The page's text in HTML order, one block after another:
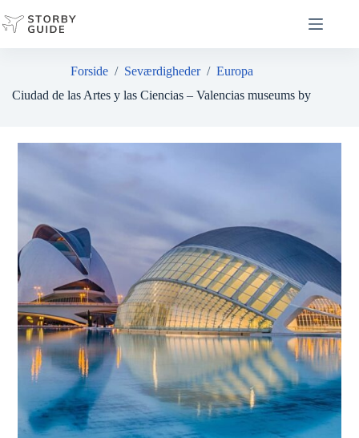
til
indhold
Forside/ Seværdigheder/ Europa
Ciudad de las Artes y las Ciencias – Valencias museums by